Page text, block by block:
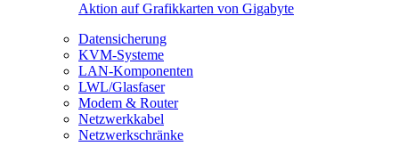
Aktion auf Grafikkarten von Gigabyte
Datensicherung
KVM-Systeme
LAN-Komponenten
LWL/Glasfaser
Modem & Router
Netzwerkkabel
Netzwerkschränke